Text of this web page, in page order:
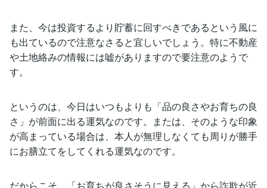
また、今は投資するより貯蓄に回すべきであるという風に
も出ているので注意なさると宜しいでしょう。特に不動産
や土地絡みの情報には嘘がありますので要注意のようで
す。
というのは、今日はいつもよりも「品の良さやお育ちの良
さ」が前面に出る運気なのです。または、そのような印象
が高まっている場合は、本人が無理しなくても周りが勝手
にお膳立てをしてくれる運気なのです。
だからこそ、「お育ちが良さそうに見える」から詐欺が近